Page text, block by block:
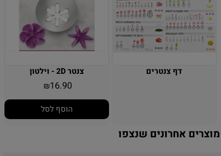
דף צנטרים
צנטר 2D - וילטון
₪16.90
הוסף לסל
מוצרים אחרונים שנצפו